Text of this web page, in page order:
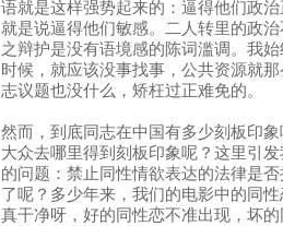
语就是这样强势起来的：逼得他们政
就是说逼得他们敏感。二人转里的政
之辩护是没有语境感的陈词滥调。我
时候，就应该没事找事，公共资源就
志议题也没什么，矫枉过正难免的。
然而，到底同志在中国有多少刻板印
大众去哪里得到刻板印象呢？这里引
的问题：禁止同性情欲表达的法律是
了呢？多少年来，我们的电影中的同
真干净呀，好的同性恋不准出现，坏